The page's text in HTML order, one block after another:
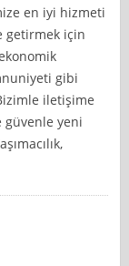
en iyi hizmeti
getirmek için
gibi
iletişime
güvenle yeni